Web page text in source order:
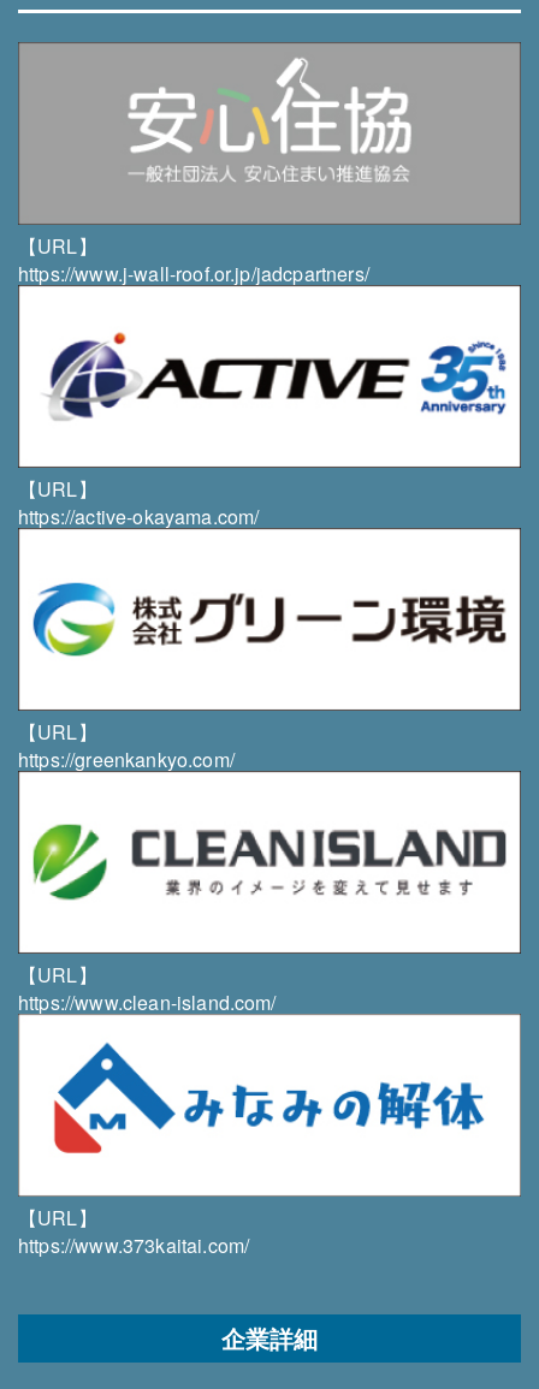
・個人情報について、「開示」「訂正」等を求める権
利を有していることを確認し、これらの要求ある場合
には異議なく速やかに対応します。
・個人情報の取扱いにつきましてご意見やご質問がご
ざいましたら、当社までご連絡下さいますようお願い
申し上げます。
組織・体制
・当社は、個人情報保護責任者を任命し、個人情報の
適正な管理を実施します。
管理方法についての研修を実施し、日常業務における
個人情報の適正な取扱いを徹底します。
・当社は、サービス品質向上のため、第三者からコン
す。
お問い合わせ先
〒003-0831 北海道札幌市白石区北郷1条11丁目3-1
TEL／FAX
011-879-5001／011-351-1969
【URL】
https://www.j-wall-roof.or.jp/jadcpartners/
【URL】
https://active-okayama.com/
【URL】
https://greenkankyo.com/
【URL】
https://www.clean-island.com/
【URL】
https://www.373kaitai.com/
企業詳細